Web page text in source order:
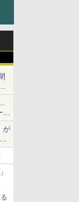
ト
が